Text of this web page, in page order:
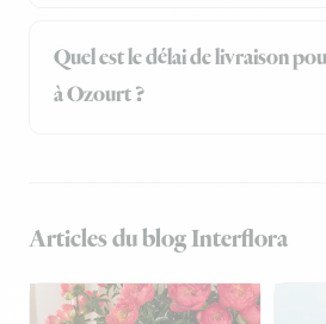
Quel est le délai de livraison
à Ozourt ?
Articles du blog Interflora